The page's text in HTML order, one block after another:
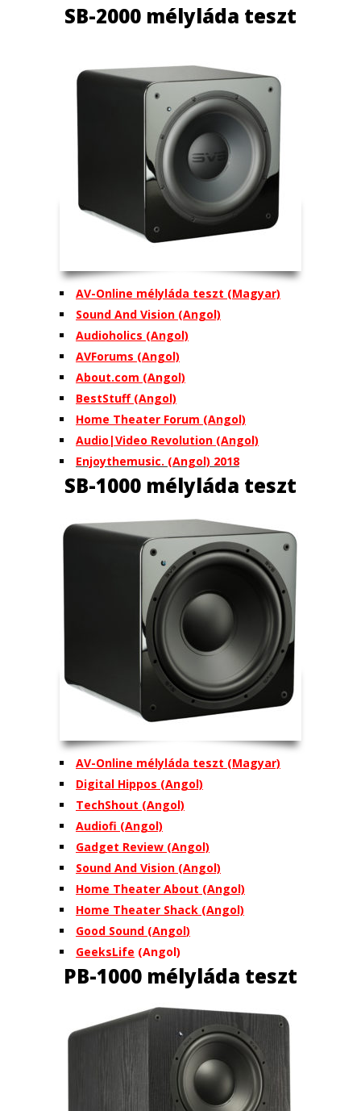
SB-2000 mélyláda teszt
AV-Online mélyláda teszt (Magyar)
Sound And Vision (Angol)
Audioholics (Angol)
AVForums (Angol)
About.com (Angol)
BestStuff (Angol)
Home Theater Forum (Angol)
Audio|Video Revolution (Angol)
Enjoythemusic. (Angol) 2018
SB-1000 mélyláda teszt
AV-Online mélyláda teszt (Magyar)
Digital Hippos (Angol)
TechShout (Angol)
Audiofi (Angol)
Gadget Review (Angol)
Sound And Vision (Angol)
Home Theater About (Angol)
Home Theater Shack (Angol)
Good Sound (Angol)
GeeksLife (Angol)
PB-1000 mélyláda teszt